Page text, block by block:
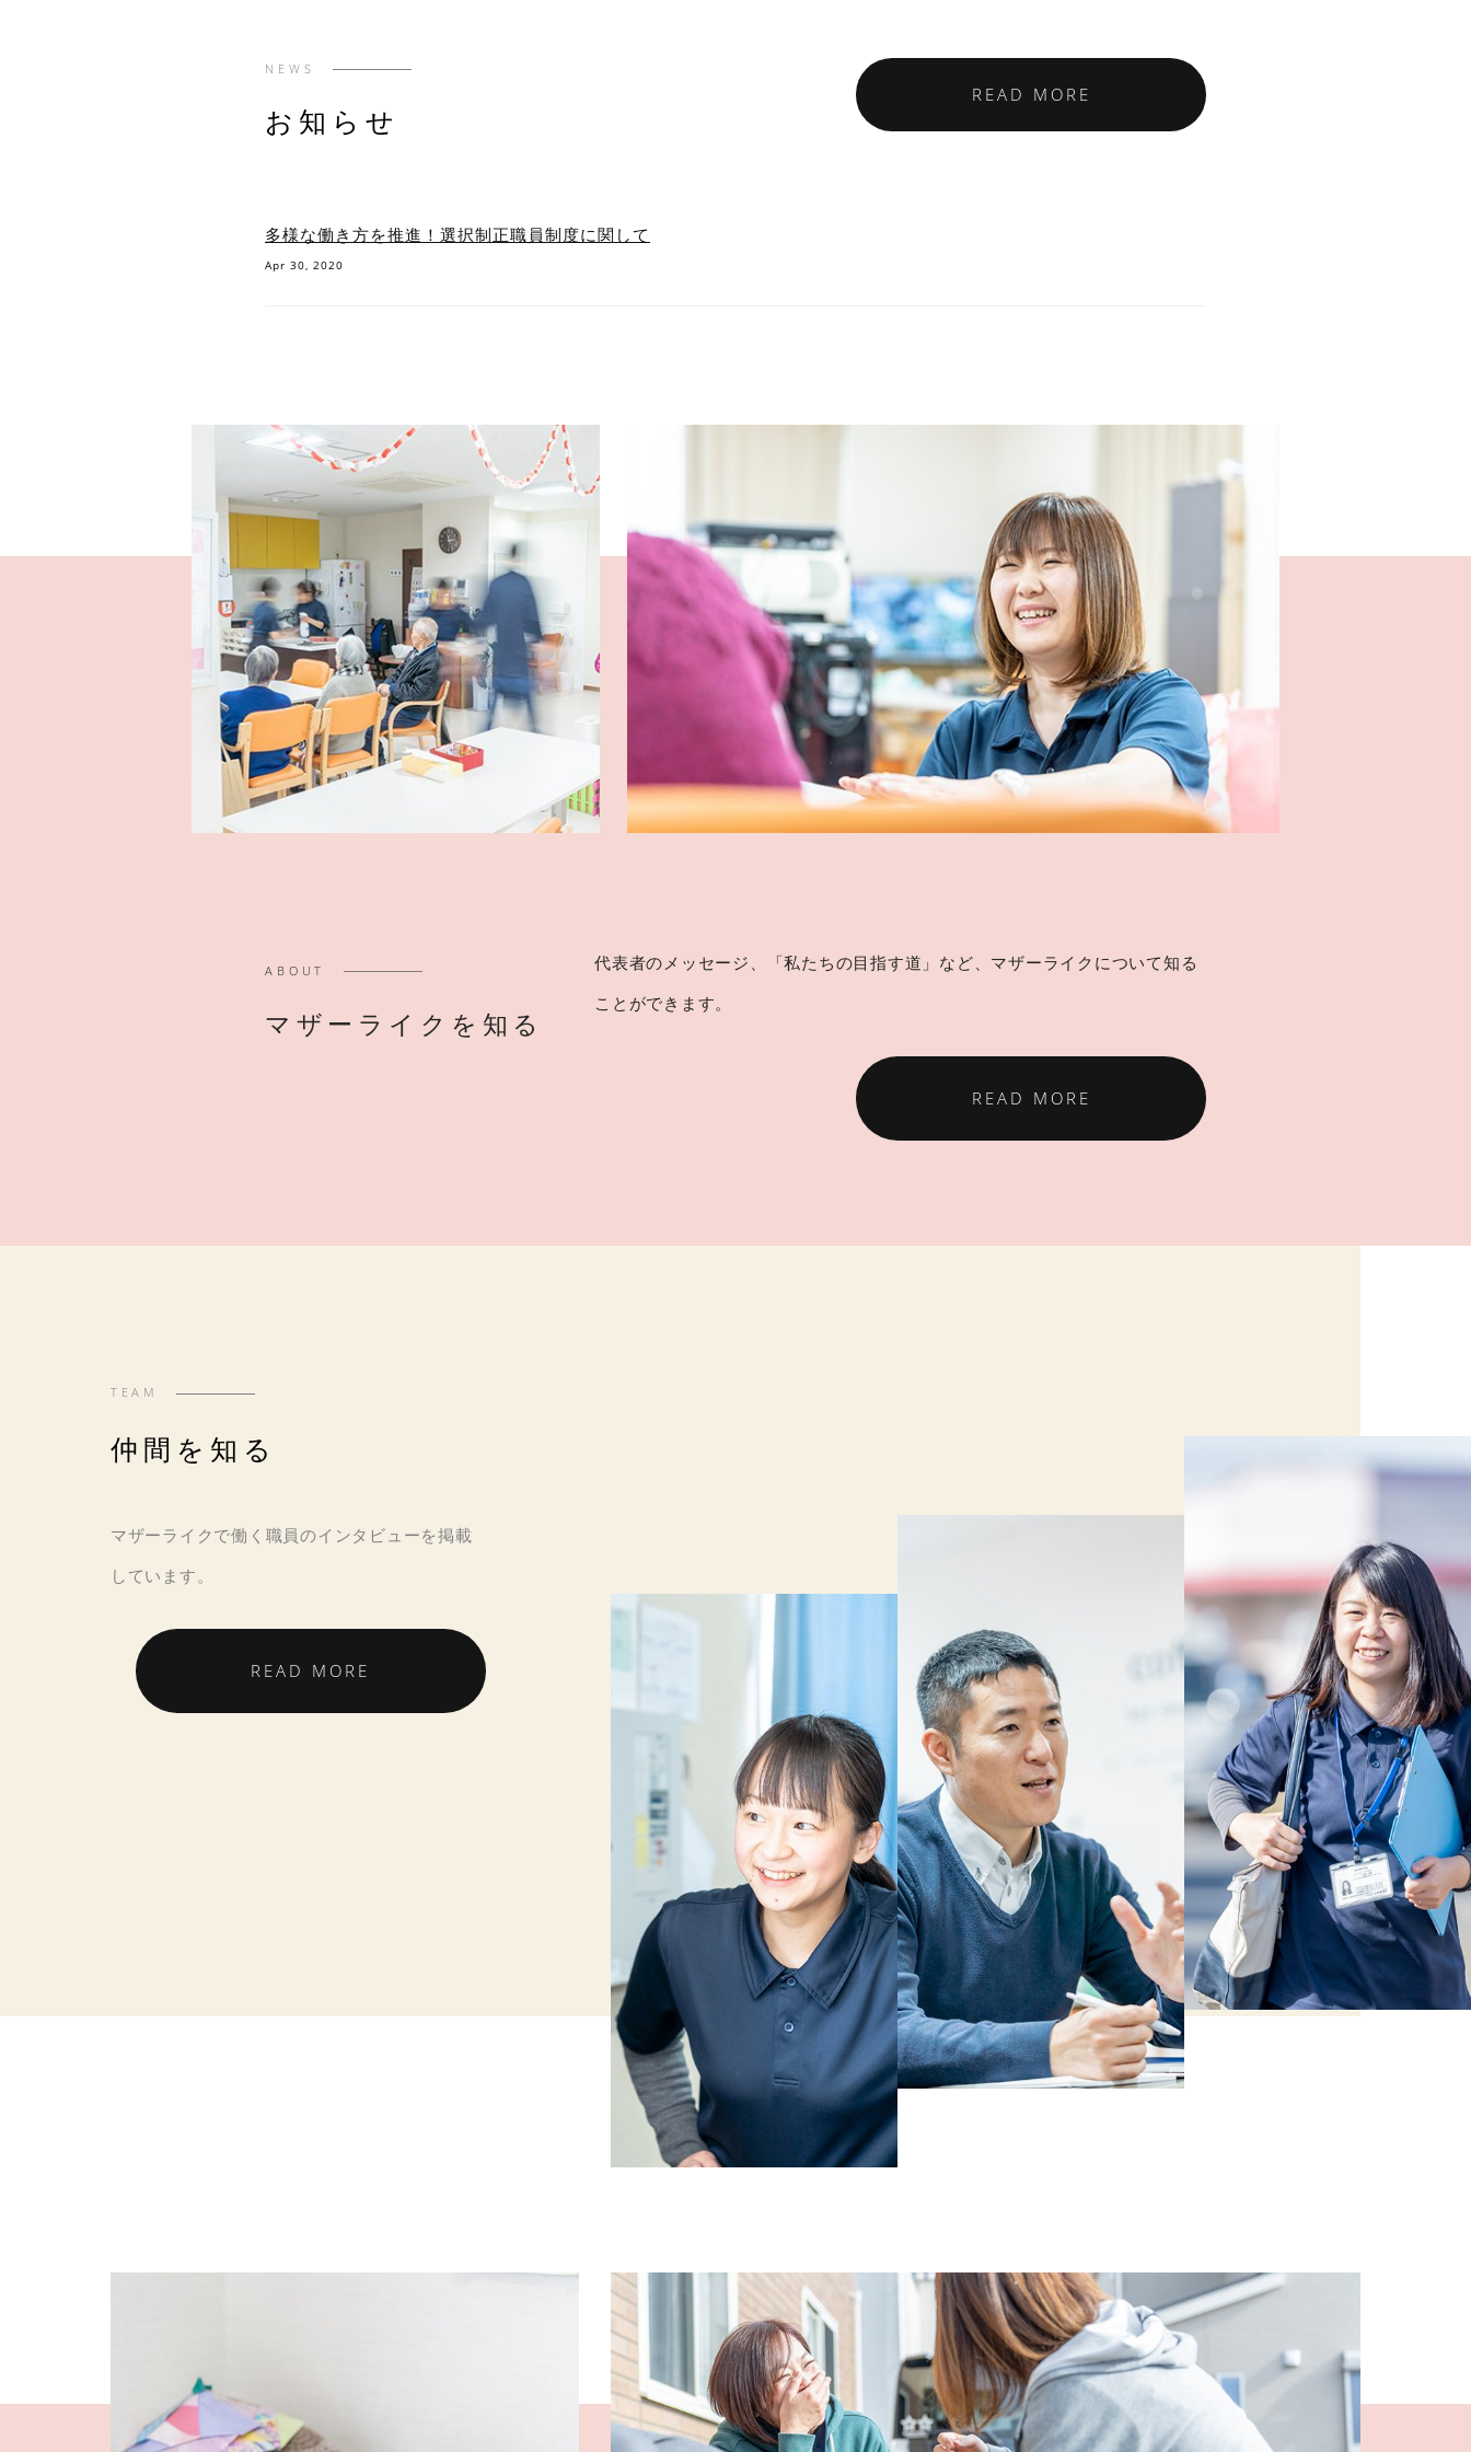
NEWS
お知らせ
READ MORE
多様な働き方を推進！選択制正職員制度に関して
Apr 30, 2020
ABOUT
マザーライクを知る
代表者のメッセージ、「私たちの目指す道」など、マザーライクについて知る
ことができます。
READ MORE
TEAM
仲間を知る
マザーライクで働く職員のインタビューを掲載
しています。
READ MORE
リクルート特設サイト" class="objf">
" alt=" 【公式】採用情報｜社会福祉法人名張育成会
リクルート特設サイト" class="objf">